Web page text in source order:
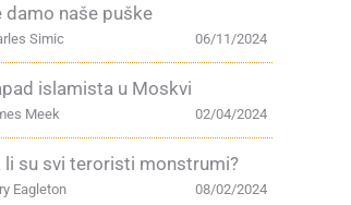
damo naše puške
06/11/2024
Simic
islamista u Moskvi
02/04/2024
Meek
li su svi teroristi monstrumi?
08/02/2024
Eagleton